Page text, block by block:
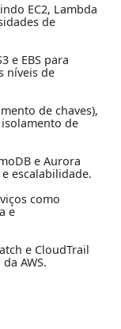
EC2, Lambda
de
e EBS para
níveis de
de chaves),
de
e Aurora
escalabilidade.
como
e
e CloudTrail
AWS.